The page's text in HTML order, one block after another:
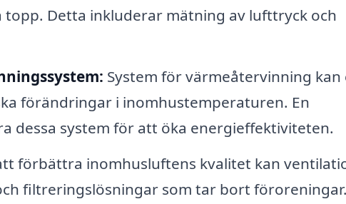
Detta inkluderar mätning av lufttryck och
System för värmeåtervinning
förändringar i inomhustemperaturen. En
dessa system för att öka energieffektiviteten.
förbättra inomhusluftens kvalitet kan
filtreringslösningar som tar bort föroreningar.